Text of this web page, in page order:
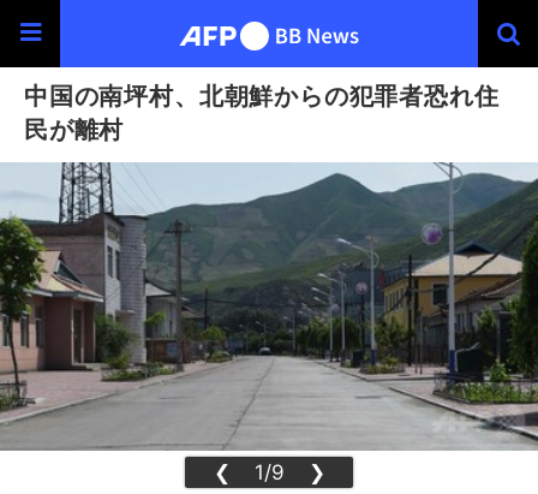
中国の南坪村、北朝鮮からの犯罪者恐れ住
民が離村
❮ 1/9 ❯